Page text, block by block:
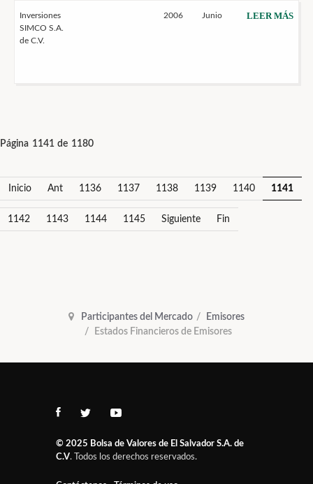
Inversiones
SIMCO S.A.
de C.V.
2006 Junio LEER MÁS
Página 1141 de 1180
Inicio Ant 1136 1137 1138 1139 1140 1141
1142 1143 1144 1145 Siguiente Fin
Participantes del Mercado
Emisores
Estados Financieros de Emisores
© 2025 Bolsa de Valores de El Salvador S.A. de
C.V. Todos los derechos reservados.